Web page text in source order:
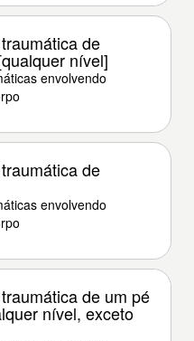
de
nível]
envolvendo
de
envolvendo
de um pé
nível, exceto